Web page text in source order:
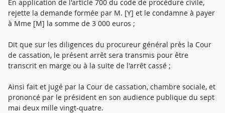
En application de l'article 700 du code de procédure civile,
rejette la demande formée par M. [Y] et le condamne à payer
à Mme [M] la somme de 3 000 euros ;
Dit que sur les diligences du procureur général près la Cour
de cassation, le présent arrêt sera transmis pour être
transcrit en marge ou à la suite de l'arrêt cassé ;
Ainsi fait et jugé par la Cour de cassation, chambre sociale, et
prononcé par le président en son audience publique du sept
mai deux mille vingt-quatre.